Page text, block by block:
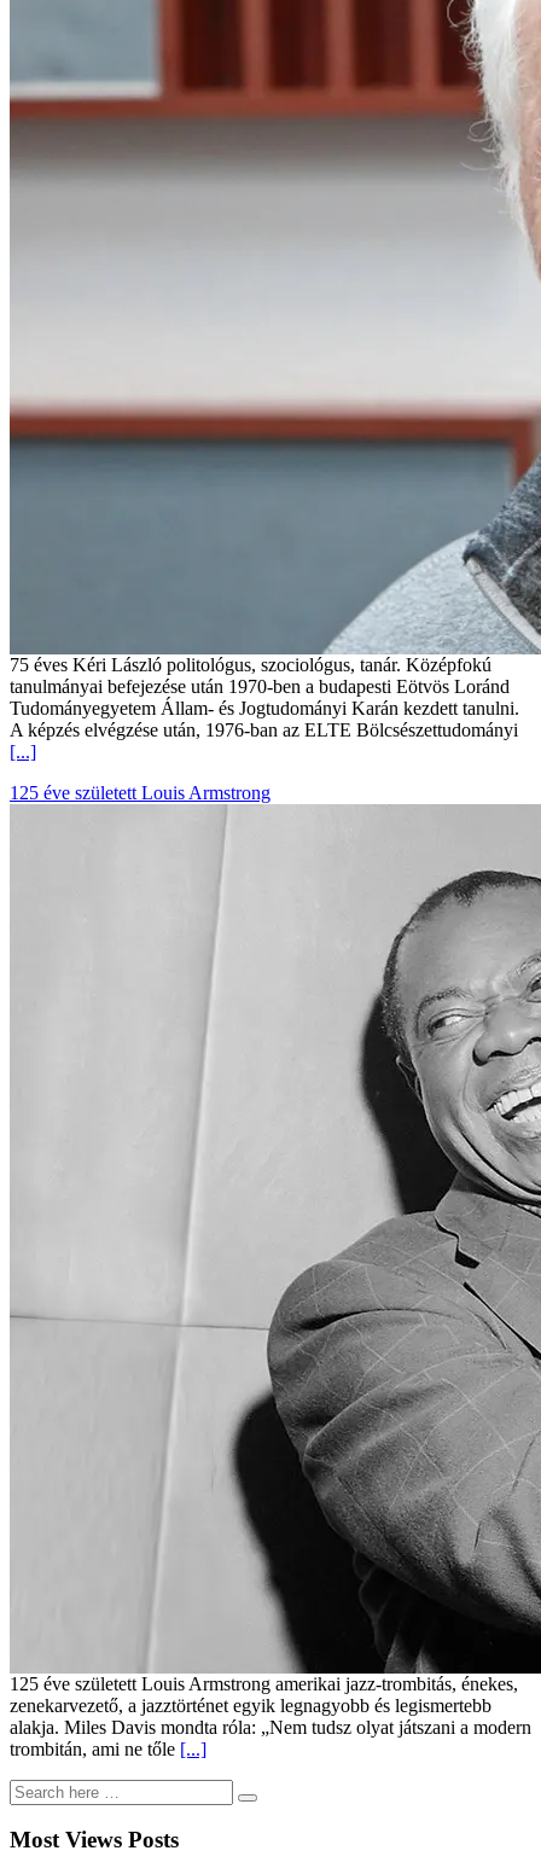
75 éves Kéri László politológus, szociológus, tanár. Középfokú
tanulmányai befejezése után 1970-ben a budapesti Eötvös Loránd
Tudományegyetem Állam- és Jogtudományi Karán kezdett tanulni.
A képzés elvégzése után, 1976-ban az ELTE Bölcsészettudományi
[...]
125 éve született Louis Armstrong
125 éve született Louis Armstrong amerikai jazz-trombitás, énekes,
zenekarvezető, a jazztörténet egyik legnagyobb és legismertebb
alakja. Miles Davis mondta róla: „Nem tudsz olyat játszani a modern
trombitán, ami ne tőle [...]
Most Views Posts